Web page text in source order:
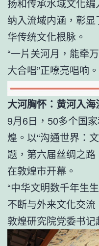
扬和传承水域文化
纳入流域内涵，彰
华传统文化根脉。
“一片关河月，能牵
大合唱”正嘹亮唱响。
大河胸怀：黄河入海
9月6日，50多个国
煌。以“沟通世界：
题，第六届丝绸之
在敦煌市开幕。
“中华文明数千年生
不断与外来文化交
敦煌研究院党委书记